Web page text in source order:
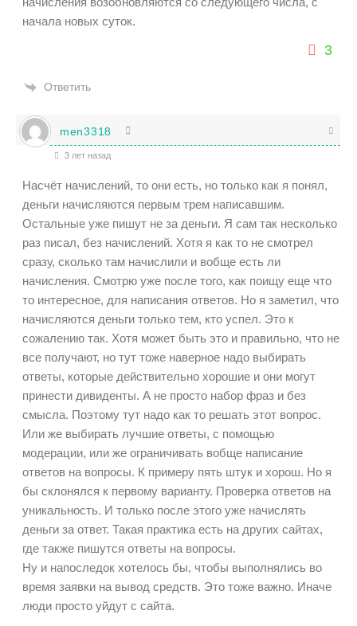
начала новых суток.
3
Ответить
men3318
3 лет назад
Насчёт начислений, то они есть, но только как я понял,
деньги начисляются первым трем написавшим.
Остальные уже пишут не за деньги. Я сам так несколько
раз писал, без начислений. Хотя я как то не смотрел
сразу, сколько там начислили и вобще есть ли
начисления. Смотрю уже после того, как поищу еще что
то интересное, для написания ответов. Но я заметил, что
начисляются деньги только тем, кто успел. Это к
сожалению так. Хотя может быть это и правильно, что не
все получают, но тут тоже наверное надо выбирать
ответы, которые действительно хорошие и они могут
принести дивиденты. А не просто набор фраз и без
смысла. Поэтому тут надо как то решать этот вопрос.
Или же выбирать лучшие ответы, с помощью
модерации, или же ограничивать вобще написание
ответов на вопросы. К примеру пять штук и хорош. Но я
бы склонялся к первому варианту. Проверка ответов на
уникальность. И только после этого уже начислять
деньги за ответ. Такая практика есть на других сайтах,
где также пишутся ответы на вопросы.
Ну и напоследок хотелось бы, чтобы выполнялись во
время заявки на вывод средств. Это тоже важно. Иначе
люди просто уйдут с сайта.